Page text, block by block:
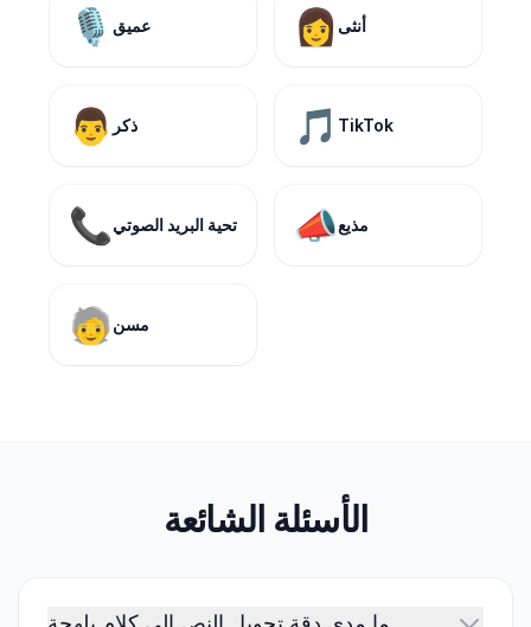
🎙️ عميق 👩 أنثى
👨 ذكر 🎵 TikTok
📞 تحية البريد الصوتي 📣مذيع
🧓مسن
الأسئلة الشائعة